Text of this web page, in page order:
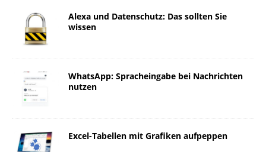
Alexa und Datenschutz: Das sollten Sie
wissen
WhatsApp: Spracheingabe bei Nachrichten
nutzen
Excel-Tabellen mit Grafiken aufpeppen